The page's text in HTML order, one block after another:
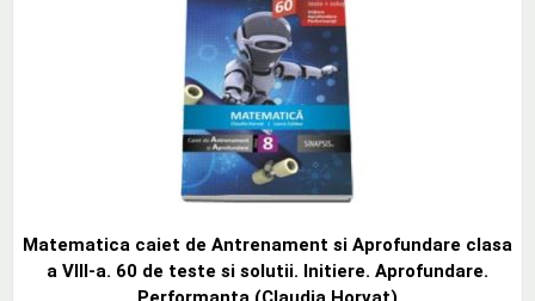
Matematica caiet de Antrenament si Aprofundare clasa
a VIII-a. 60 de teste si solutii. Initiere. Aprofundare.